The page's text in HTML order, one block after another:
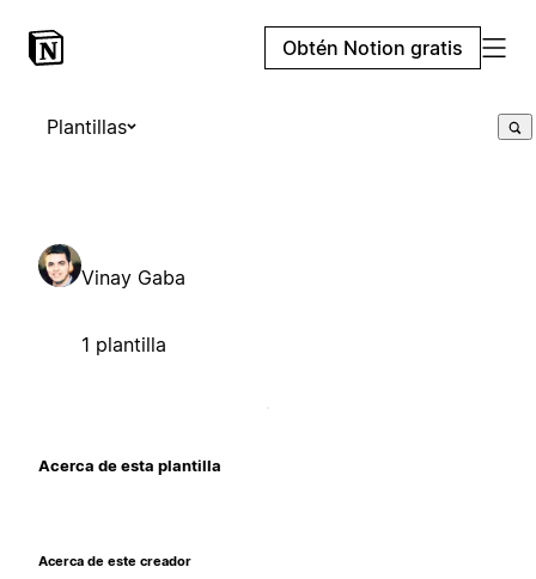
Obtén Notion gratis
Plantillas
Vinay Gaba
1 plantilla
Acerca de esta plantilla
Acerca de este creador